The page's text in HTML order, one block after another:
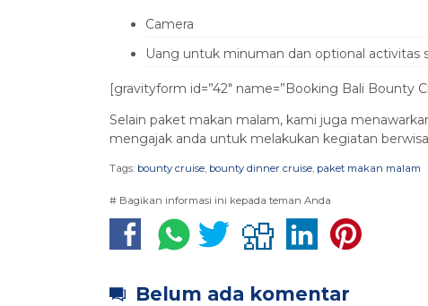
Camera
Uang untuk minuman dan optional activitas
[gravityform id=”42″ name=”Booking Bali Bounty
Selain paket makan malam, kami juga
mengajak anda untuk melakukan kegiatan
Tags: bounty cruise, bounty dinner cruise, paket makan malam
# Bagikan informasi ini kepada teman Anda
Belum ada komentar